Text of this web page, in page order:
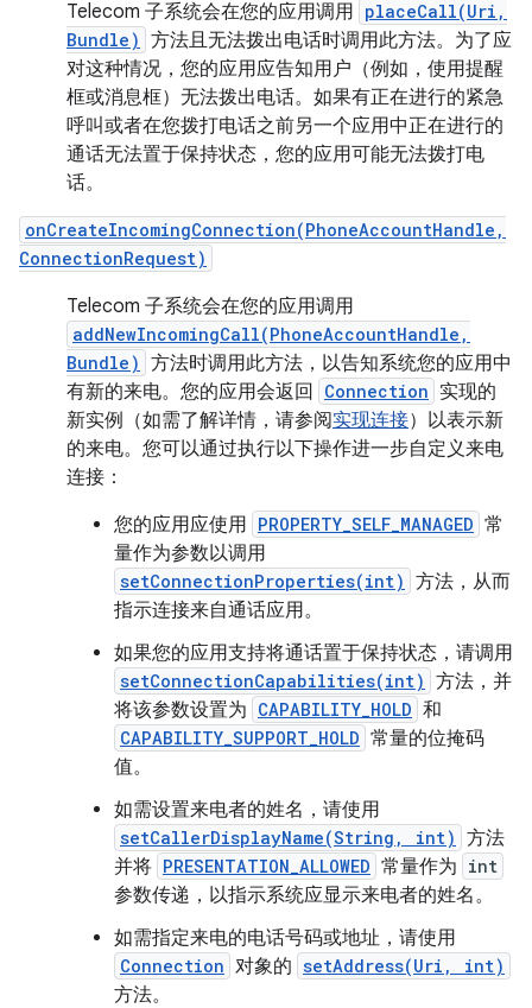
Telecom 子系统会在您的应用调用 placeCall(Uri,
Bundle) 方法且无法拨出电话时调用此方法。为了应
对这种情况，您的应用应告知用户（例如，使用提醒
框或消息框）无法拨出电话。如果有正在进行的紧急
呼叫或者在您拨打电话之前另一个应用中正在进行的
通话无法置于保持状态，您的应用可能无法拨打电
话。
onCreateIncomingConnection(PhoneAccountHandle,
ConnectionRequest)
Telecom 子系统会在您的应用调用
addNewIncomingCall(PhoneAccountHandle,
Bundle) 方法时调用此方法，以告知系统您的应用中
有新的来电。您的应用会返回
Connection 实现的
新实例（如需了解详情，请参阅实现连接）以表示新
的来电。您可以通过执行以下操作进一步自定义来电
连接：
您的应用应使用 PROPERTY_SELF_MANAGED 常
量作为参数以调用
setConnectionProperties(int) 方法，从而
指示连接来自通话应用。
如果您的应用支持将通话置于保持状态，请调用
setConnectionCapabilities(int) 方法，并
将该参数设置为 CAPABILITY_HOLD 和
CAPABILITY_SUPPORT_HOLD 常量的位掩码
值。
如需设置来电者的姓名，请使用
setCallerDisplayName(String, int) 方法
并将 PRESENTATION_ALLOWED 常量作为 int
参数传递，以指示系统应显示来电者的姓名。
如需指定来电的电话号码或地址，请使用
Connection 对象的 setAddress(Uri, int)
方法。